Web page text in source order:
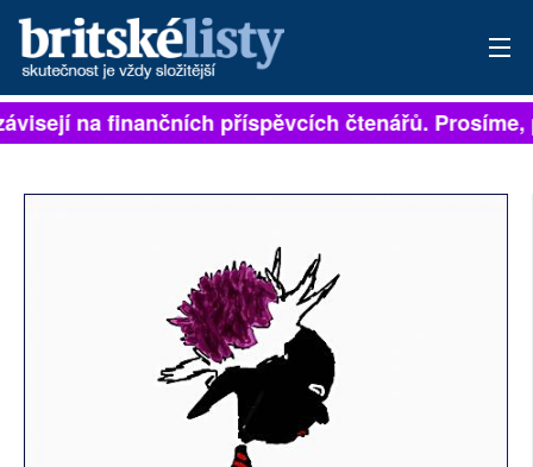
PŘIHLÁSIT
NEJČTENĚJŠÍ ZA 7 DNÍ
na finančních příspěvcích čtenářů. Prosíme,